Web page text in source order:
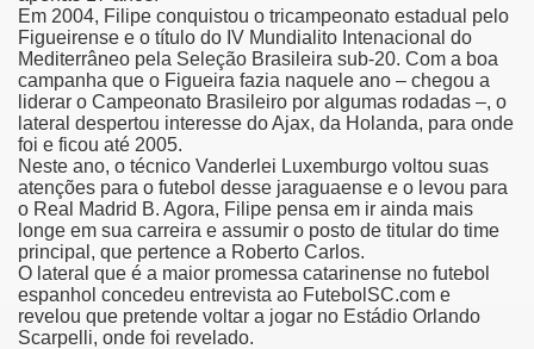
Em 2004, Filipe conquistou o tricampeonato estadual pelo
Figueirense e o título do IV Mundialito Intenacional do
Mediterrâneo pela Seleção Brasileira sub-20. Com a boa
campanha que o Figueira fazia naquele ano – chegou a
liderar o Campeonato Brasileiro por algumas rodadas –, o
lateral despertou interesse do Ajax, da Holanda, para onde
foi e ficou até 2005.
Neste ano, o técnico Vanderlei Luxemburgo voltou suas
atenções para o futebol desse jaraguaense e o levou para
o Real Madrid B. Agora, Filipe pensa em ir ainda mais
longe em sua carreira e assumir o posto de titular do time
principal, que pertence a Roberto Carlos.
O lateral que é a maior promessa catarinense no futebol
espanhol concedeu entrevista ao FutebolSC.com e
revelou que pretende voltar a jogar no Estádio Orlando
Scarpelli, onde foi revelado.